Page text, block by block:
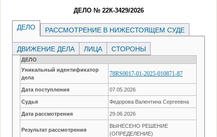
ДЕЛО № 22К-3429/2026
ДЕЛО РАССМОТРЕНИЕ В НИЖЕСТОЯЩЕМ СУДЕ
ДВИЖЕНИЕ ДЕЛА ЛИЦА СТОРОНЫ
ДЕЛО
Уникальный идентификатор
дела
78RS0017-01-2025-010871-87
Дата поступления 07.05.2026
Судья Федорова Валентина Сергеевна
Дата рассмотрения 29.06.2026
Результат рассмотрения
ВЫНЕСЕНО РЕШЕНИЕ
(ОПРЕДЕЛЕНИЕ)